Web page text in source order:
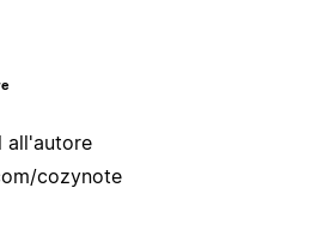
all'autore
cozynote